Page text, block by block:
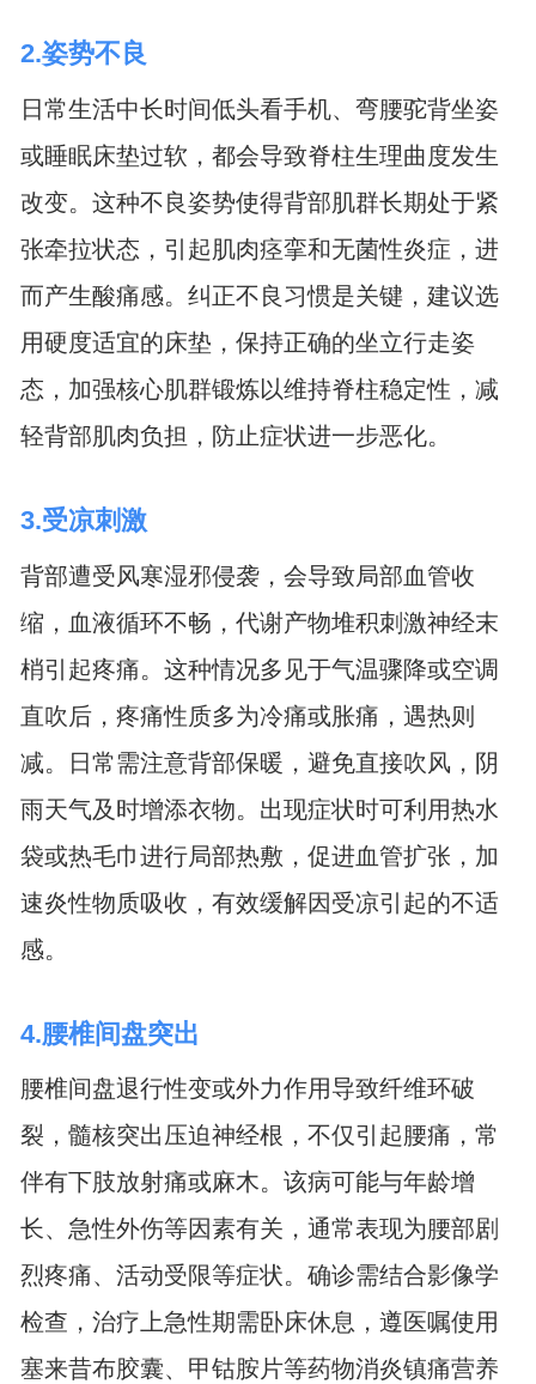
2.姿势不良
日常生活中长时间低头看手机、弯腰驼背坐姿
或睡眠床垫过软，都会导致脊柱生理曲度发生
改变。这种不良姿势使得背部肌群长期处于紧
张牵拉状态，引起肌肉痉挛和无菌性炎症，进
而产生酸痛感。纠正不良习惯是关键，建议选
用硬度适宜的床垫，保持正确的坐立行走姿
态，加强核心肌群锻炼以维持脊柱稳定性，减
轻背部肌肉负担，防止症状进一步恶化。
3.受凉刺激
背部遭受风寒湿邪侵袭，会导致局部血管收
缩，血液循环不畅，代谢产物堆积刺激神经末
梢引起疼痛。这种情况多见于气温骤降或空调
直吹后，疼痛性质多为冷痛或胀痛，遇热则
减。日常需注意背部保暖，避免直接吹风，阴
雨天气及时增添衣物。出现症状时可利用热水
袋或热毛巾进行局部热敷，促进血管扩张，加
速炎性物质吸收，有效缓解因受凉引起的不适
感。
4.腰椎间盘突出
腰椎间盘退行性变或外力作用导致纤维环破
裂，髓核突出压迫神经根，不仅引起腰痛，常
伴有下肢放射痛或麻木。该病可能与年龄增
长、急性外伤等因素有关，通常表现为腰部剧
烈疼痛、活动受限等症状。确诊需结合影像学
检查，治疗上急性期需卧床休息，遵医嘱使用
塞来昔布胶囊、甲钴胺片等药物消炎镇痛营养